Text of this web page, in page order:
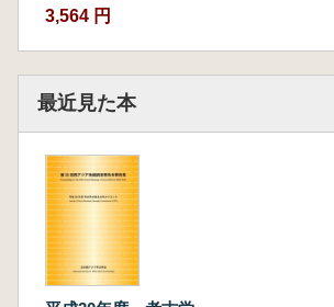
3,564 円
最近見た本